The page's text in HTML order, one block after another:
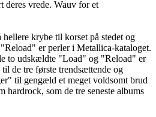
vrede. Wauv for et
krybe til korset på stedet og
er perler i Metallica-kataloget.
to udskældte "Load" og "Reload" er
de tre første trendsættende og
til gengæld et meget voldsomt brud
hardrock, som de tre seneste albums